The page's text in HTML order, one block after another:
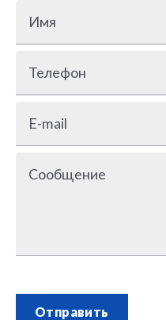
Имя
Телефон
E-mail
Сообщение
Отправить